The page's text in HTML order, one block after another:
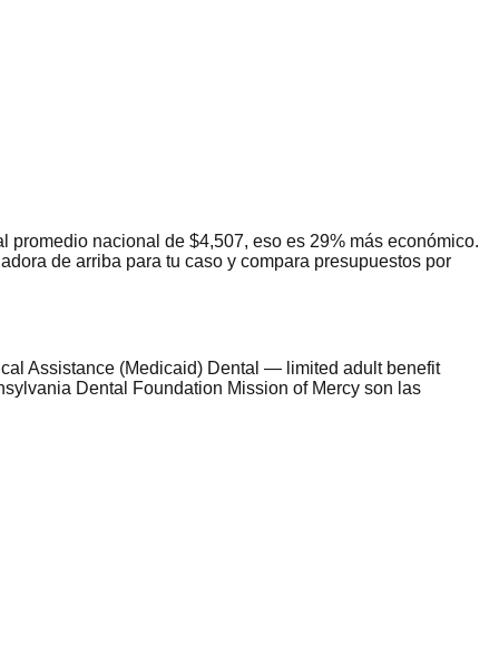
nacional de $4,507, eso es 29% más económico.
de arriba para tu caso y compara presupuestos por
Assistance (Medicaid) Dental — limited adult benefit
Dental Foundation Mission of Mercy son las